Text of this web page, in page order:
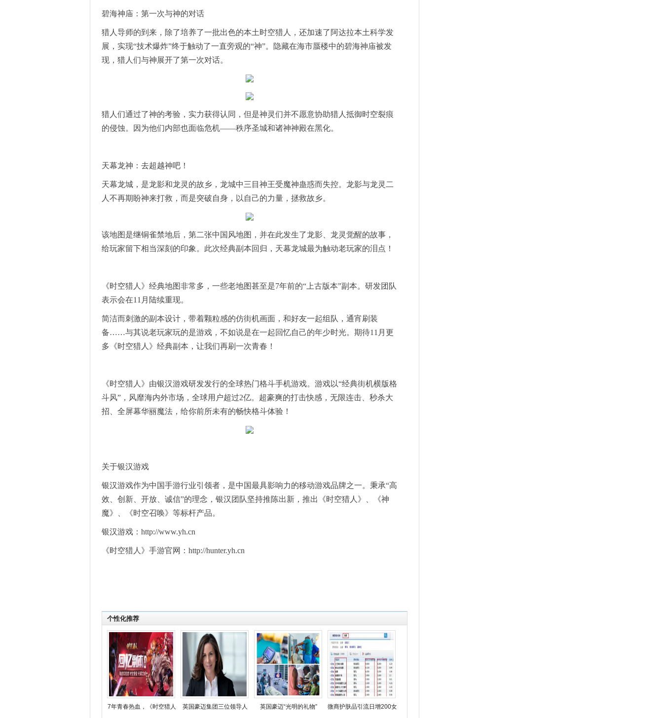
碧海神庙：第一次与神的对话
猎人导师的到来，除了培养了一批出色的本土时空猎人，还加速了阿达拉本土科学发
展，实现“技术爆炸”终于触动了一直旁观的“神”。隐藏在海市蜃楼中的碧海神庙被发
现，猎人们与神展开了第一次对话。
猎人们通过了神的考验，实力获得认同，但是神灵们并不愿意协助猎人抵御时空裂痕
的侵蚀。因为他们内部也面临危机——秩序圣城和诸神神殿在黑化。
天幕龙神：去超越神吧！
天幕龙城，是龙影和龙灵的故乡，龙城中三目神王受魔神蛊惑而失控。龙影与龙灵二
人不再期盼神来打救，而是突破自身，以自己的力量，拯救故乡。
该地图是继铜雀禁地后，第二张中国风地图，并在此发生了龙影、龙灵觉醒的故事，
给玩家留下相当深刻的印象。此次经典副本回归，天幕龙城最为触动老玩家的泪点！
《时空猎人》经典地图非常多，一些老地图甚至是7年前的“上古版本”副本。研发团队
表示会在11月陆续重现。
简洁而刺激的副本设计，带着颗粒感的仿街机画面，和好友一起组队，通宵刷装
备……与其说老玩家玩的是游戏，不如说是在一起回忆自己的年少时光。期待11月更
多《时空猎人》经典副本，让我们再刷一次青春！
《时空猎人》由银汉游戏研发发行的全球热门格斗手机游戏。游戏以“经典街机横版格
斗风”，风靡海内外市场，全球用户超过2亿。超豪爽的打击快感，无限连击、秒杀大
招、全屏幕华丽魔法，给你前所未有的畅快格斗体验！
关于银汉游戏
银汉游戏作为中国手游行业引领者，是中国最具影响力的移动游戏品牌之一。秉承“高
效、创新、开放、诚信”的理念，银汉团队坚持推陈出新，推出《时空猎人》、《神
魔》、《时空召唤》等标杆产品。
银汉游戏：http://www.yh.cn
《时空猎人》手游官网：http://hunter.yh.cn
个性化推荐
7年青春热血，《时空猎人 英国豪迈集团三位领导人 英国豪迈“光明的礼物” 微商护肤品引流日增200女